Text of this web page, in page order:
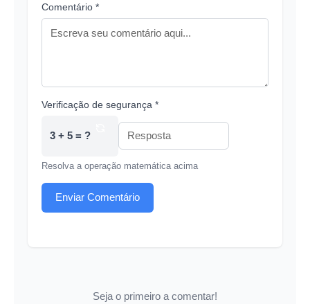
Comentário *
Verificação de segurança *
3 + 5 = ?
Resolva a operação matemática acima
Enviar Comentário
Seja o primeiro a comentar!